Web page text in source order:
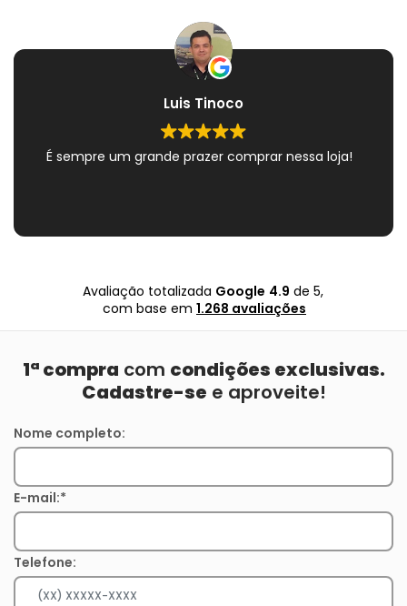
Luis Tinoco
É sempre um grande prazer comprar nessa loja!
Avaliação totalizada Google 4.9 de 5,
com base em 1.268 avaliações